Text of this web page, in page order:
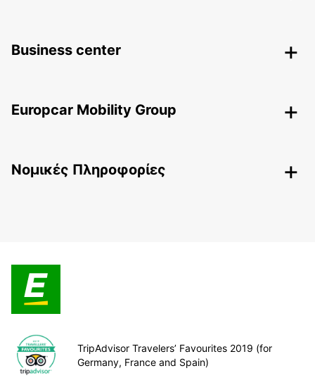
Business center
Europcar Mobility Group
Nομικές Πληροφορίες
TripAdvisor Travelers’ Favourites 2019 (for
Germany, France and Spain)